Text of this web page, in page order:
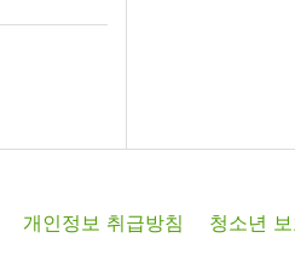
개인정보 취급방침
청소년